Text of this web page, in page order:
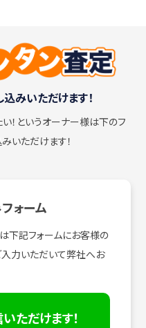
みいただけます！
！ というオーナー様は下のフ
いただけます！
ォーム
下記フォームにお客様の
力いただいて弊社へお
ただけます！